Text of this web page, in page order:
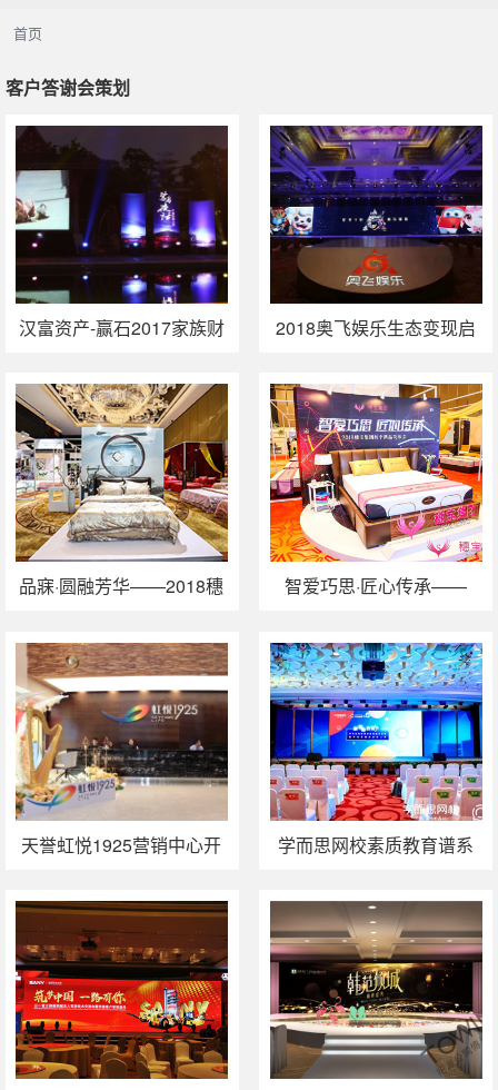
首页
客户答谢会策划
广州庆典活动策划 广州周年庆策划 晚宴活动策划
汉富资产-赢石2017家族财
2018奥飞娱乐生态变现启
品寐·圆融芳华——2018穗
智爱巧思·匠心传承——
布会
天誉虹悦1925营销中心开
学而思网校素质教育谱系
线活动